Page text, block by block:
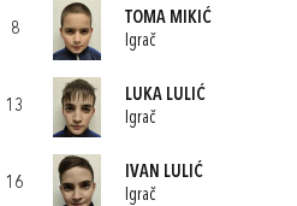
8
TOMA MIKIĆ
Igrač
13
LUKA LULIĆ
Igrač
16
IVAN LULIĆ
Igrač